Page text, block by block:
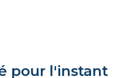
pour l'instant